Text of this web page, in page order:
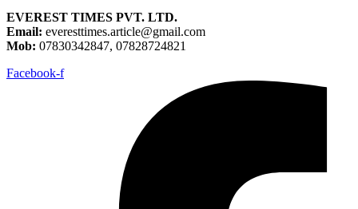
EVEREST TIMES PVT. LTD.
Email: everesttimes.article@gmail.com
Mob: 07830342847, 07828724821
Facebook-f